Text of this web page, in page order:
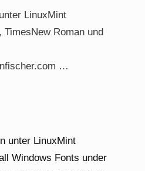
LinuxMint
Roman und
…